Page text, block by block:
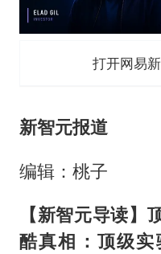
打开网易
新智元报道
编辑：桃子
【新智元导读
酷真相：顶级